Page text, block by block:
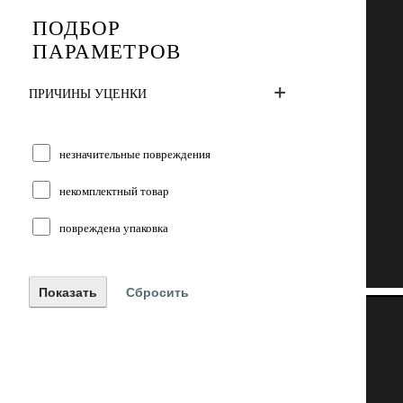
ПОДБОР
ПАРАМЕТРОВ
ПРИЧИНЫ УЦЕНКИ
незначительные повреждения
некомплектный товар
повреждена упаковка